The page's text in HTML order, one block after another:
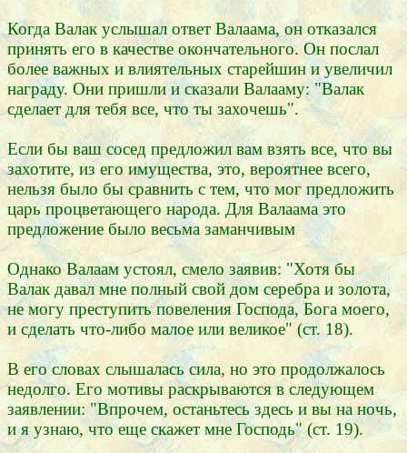
Когда Валак услышал ответ Валаама, он отказался
принять его в качестве окончательного. Он послал
более важных и влиятельных старейшин и увеличил
награду. Они пришли и сказали Валааму: "Валак
сделает для тебя все, что ты захочешь".
Если бы ваш сосед предложил вам взять все, что вы
захотите, из его имущества, это, вероятнее всего,
нельзя было бы сравнить с тем, что мог предложить
царь процветающего народа. Для Валаама это
предложение было весьма заманчивым
Однако Валаам устоял, смело заявив: "Хотя бы
Валак давал мне полный свой дом серебра и золота,
не могу преступить повеления Господа, Бога моего,
и сделать что-либо малое или великое" (ст. 18).
В его словах слышалась сила, но это продолжалось
недолго. Его мотивы раскрываются в следующем
заявлении: "Впрочем, останьтесь здесь и вы на ночь,
и я узнаю, что еще скажет мне Господь" (ст. 19).